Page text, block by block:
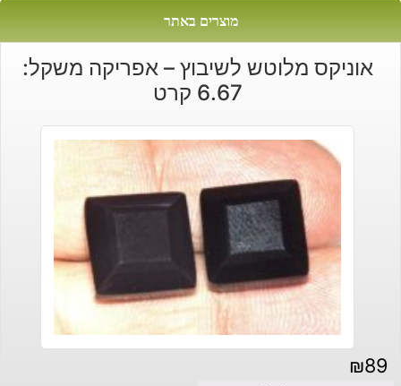
מוצרים באתר
אוניקס מלוטש לשיבוץ – אפריקה משקל:
6.67 קרט
₪89